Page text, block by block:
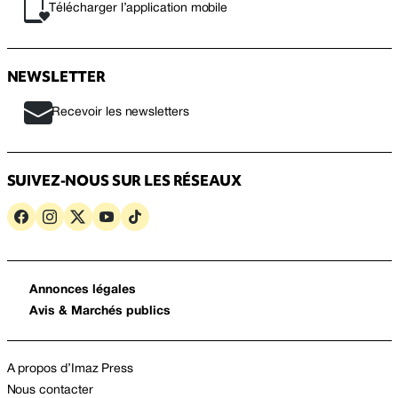
Télécharger l’application mobile
NEWSLETTER
Recevoir les newsletters
SUIVEZ-NOUS SUR LES RÉSEAUX
Annonces légales
Avis & Marchés publics
A propos d’Imaz Press
Nous contacter